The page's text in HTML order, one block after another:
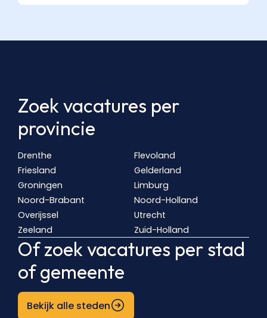
Zoek vacatures per
provincie
Drenthe
Flevoland
Friesland
Gelderland
Groningen
Limburg
Noord-Brabant
Noord-Holland
Overijssel
Utrecht
Zeeland
Zuid-Holland
Of zoek vacatures per stad
of gemeente
Bekijk alle steden